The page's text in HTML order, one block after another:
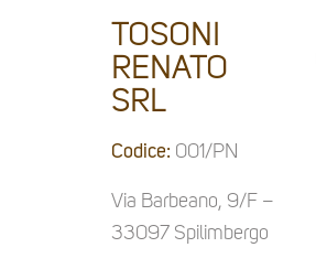
TOSONI
RENATO
SRL
Codice: 001/PN
Via Barbeano, 9/F –
33097 Spilimbergo